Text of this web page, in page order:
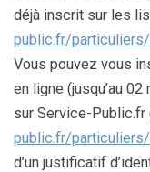
déjà inscrit sur les
public.fr/
Vous pouvez vous
en ligne (jusqu’au
sur Service-Public.fr
public.fr/
d’un justificatif